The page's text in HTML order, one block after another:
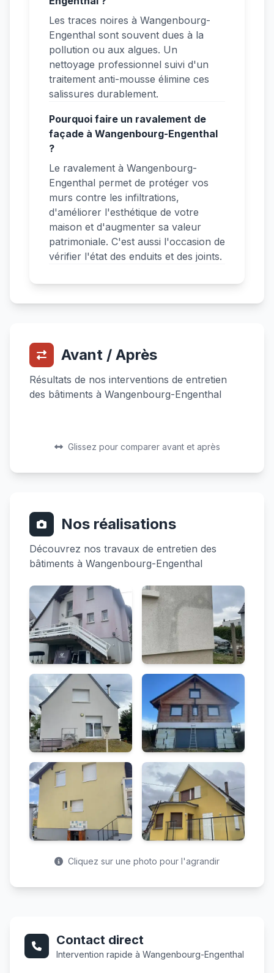
Les traces noires à Wangenbourg-
Engenthal sont souvent dues à la
pollution ou aux algues. Un
nettoyage professionnel suivi d'un
traitement anti-mousse élimine ces
salissures durablement.
Pourquoi faire un ravalement de
façade à Wangenbourg-Engenthal
?
Le ravalement à Wangenbourg-
Engenthal permet de protéger vos
murs contre les infiltrations,
d'améliorer l'esthétique de votre
maison et d'augmenter sa valeur
patrimoniale. C'est aussi l'occasion de
vérifier l'état des enduits et des joints.
Avant / Après
Résultats de nos interventions de entretien
des bâtiments à Wangenbourg-Engenthal
Avant
Après
Glissez pour comparer avant et après
Nos réalisations
Découvrez nos travaux de entretien des
bâtiments à Wangenbourg-Engenthal
Cliquez sur une photo pour l'agrandir
Contact direct
Intervention rapide à Wangenbourg-Engenthal